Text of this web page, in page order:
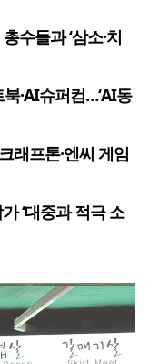
수들과 ‘삼소·치
·AI슈퍼컴…‘AI동
래프톤·엔씨 게임
‘대중과 적극 소